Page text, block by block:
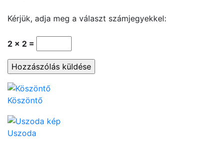
Kérjük, adja meg a választ számjegyekkel:
2 × 2 =
Köszöntő
Uszoda